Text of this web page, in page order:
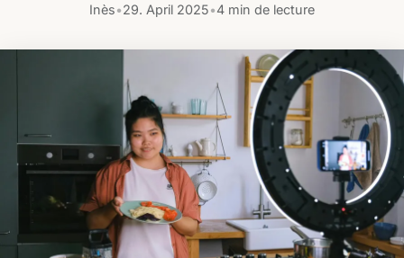
Inès•29. April 2025•4 min de lecture